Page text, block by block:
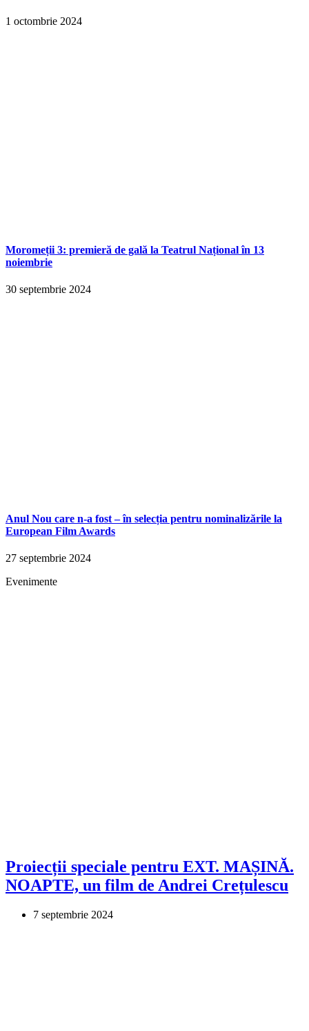
1 octombrie 2024
Moromeții 3: premieră de gală la Teatrul Național în 13
noiembrie
30 septembrie 2024
Anul Nou care n-a fost – în selecția pentru nominalizările la
European Film Awards
27 septembrie 2024
Evenimente
Proiecții speciale pentru EXT. MAȘINĂ.
NOAPTE, un film de Andrei Crețulescu
7 septembrie 2024